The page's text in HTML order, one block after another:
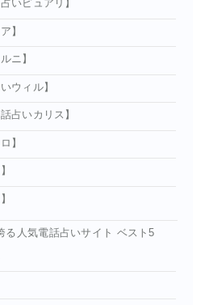
いピュアリ】
】
ニ】
ウィル】
占いカリス】
】
る人気電話占いサイト ベスト5